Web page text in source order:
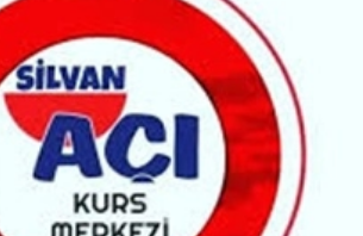
SILVAN
| 11.05.2026 - 11:12, Güncelleme: 11.05.2026 - 12:02
55381+ kez okundu.
yolunda yürütülen yenileme
asfaltın yeniden kullanıldığı